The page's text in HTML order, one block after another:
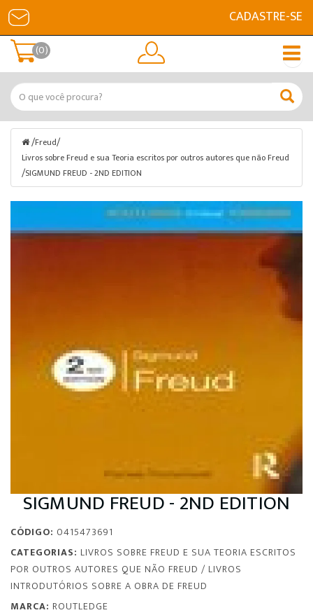
CADASTRE-SE
(0)
/Freud/
Livros sobre Freud e sua Teoria escritos por outros autores que não Freud
/SIGMUND FREUD - 2ND EDITION
SIGMUND FREUD - 2ND EDITION
CÓDIGO: 0415473691
CATEGORIAS: LIVROS SOBRE FREUD E SUA TEORIA ESCRITOS
POR OUTROS AUTORES QUE NÃO FREUD / LIVROS
INTRODUTÓRIOS SOBRE A OBRA DE FREUD
MARCA: ROUTLEDGE